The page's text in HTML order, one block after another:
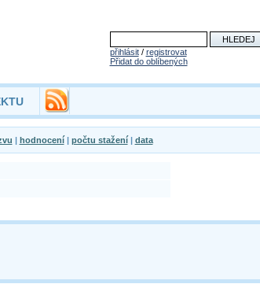
přihlásit/ registrovat
Přidat do oblíbených
| hodnocení| počtu stažení| data